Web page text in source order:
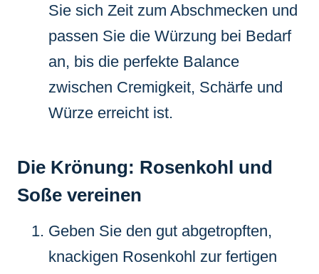
Sie sich Zeit zum Abschmecken und
passen Sie die Würzung bei Bedarf
an, bis die perfekte Balance
zwischen Cremigkeit, Schärfe und
Würze erreicht ist.
Die Krönung: Rosenkohl und
Soße vereinen
Geben Sie den gut abgetropften,
knackigen Rosenkohl zur fertigen